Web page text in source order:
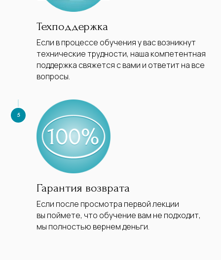
Техподдержка
Если в процессе обучения у вас возникнут
технические трудности, наша компетентная
поддержка свяжется с вами и ответит на все
вопросы.
Гарантия возврата
Если после просмотра первой лекции
вы поймете, что обучение вам не подходит,
мы полностью вернем деньги.